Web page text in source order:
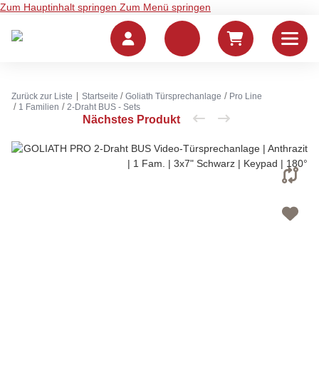
Zum Hauptinhalt springen Zum Menü springen
Zurück zur Liste Startseite Goliath Türsprechanlage
Pro Line
1 Familien
2-Draht BUS - Sets